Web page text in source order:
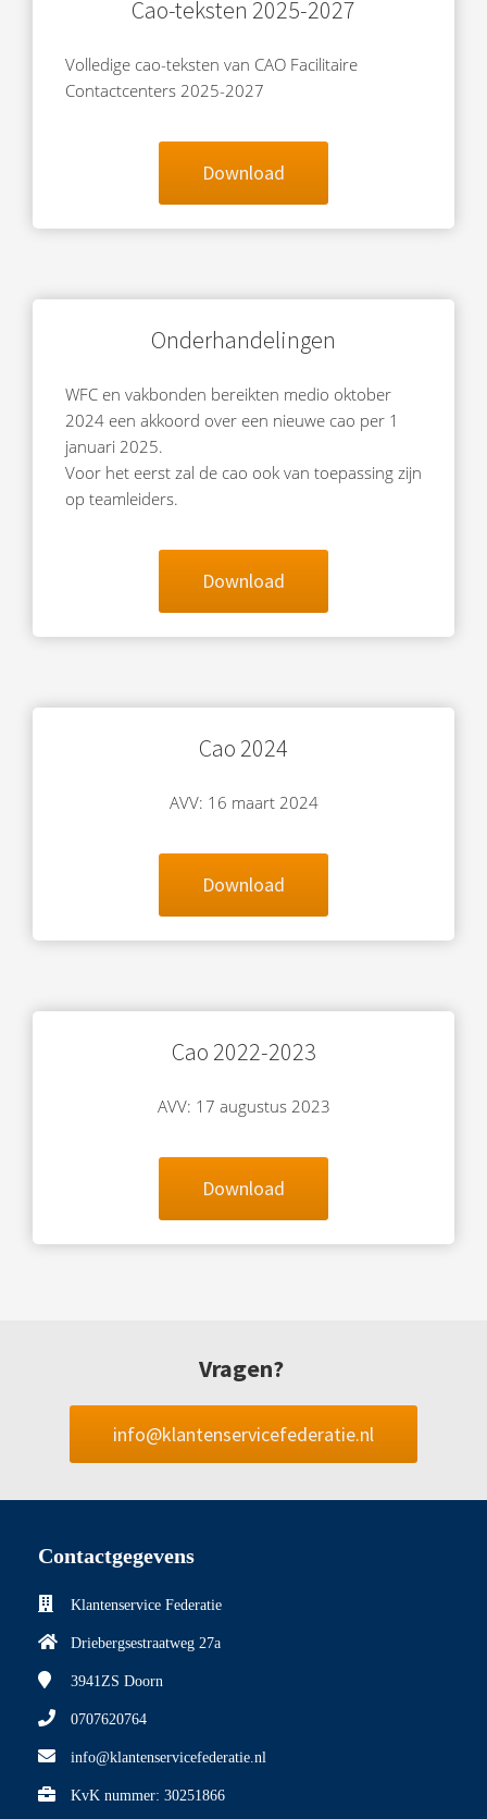
Cao-teksten 2025-2027
Volledige cao-teksten van CAO Facilitaire
Contactcenters 2025-2027
Download
Onderhandelingen
WFC en vakbonden bereikten medio oktober
2024 een akkoord over een nieuwe cao per 1
januari 2025.
Voor het eerst zal de cao ook van toepassing zijn
op teamleiders.
Download
Cao 2024
AVV: 16 maart 2024
Download
Cao 2022-2023
AVV: 17 augustus 2023
Download
Vragen?
info@klantenservicefederatie.nl
Contactgegevens
Klantenservice Federatie
Driebergsestraatweg 27a
3941ZS Doorn
0707620764
info@klantenservicefederatie.nl
KvK nummer: 30251866